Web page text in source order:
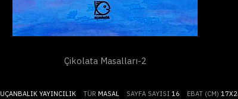
Çikolata Masalları-2
UÇANBALIK YAYINCILIK TÜR MASAL SAYFA SAYISI 16 EBAT (CM)